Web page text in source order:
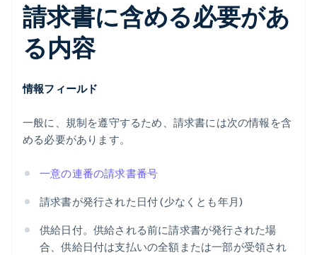
請求書に含める必要があ
る内容
情報フィールド
一般に、規制を遵守するため、請求書には次の情報を含
める必要があります。
一意の連番の請求書番号
請求書が発行された日付 (少なくとも年月)
供給日付。供給される前に請求書が発行された場
合、供給日付は支払いの全額または一部が受領され